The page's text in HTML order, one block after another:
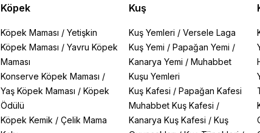
Köpek
Köpek Maması /Yetişkin
Köpek Maması /Yavru Köpek
Maması
Konserve Köpek Maması /
Yaş Köpek Maması /Köpek
Ödülü
Köpek Kemik /Çelik Mama
Kuş
Kuş Yemleri / Versele Laga
Kuş Yemi / Papağan Yemi /
Kanarya Yemi / Muhabbet
Kuşu Yemleri
Kuş Kafesi / Papağan Kafesi
Muhabbet Kuş Kafesi /
Kanarya Kuş Kafesi / Kuş